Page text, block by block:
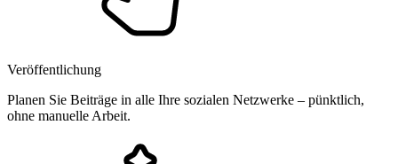
Veröffentlichung
Planen Sie Beiträge in alle Ihre sozialen Netzwerke – pünktlich,
ohne manuelle Arbeit.